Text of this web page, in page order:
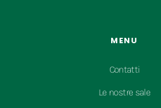
MENU
Contatti
Le nostre sale